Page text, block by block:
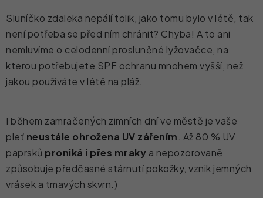
Sluníčko zdaleka nepálí tolik, jako tomu bylo v létě, tak
není potřeba se před ním chránit? Chyba! A to ani
nemluvíme o celodenní prosluněné lyžovačce, na
kterou potřebujete SPF ochranu mnohem vyšší, než
jakou používáte v létě na pláž.
I během zamračených zimních dní ve městě je vaše
pleť neustále ohrožena UV zářením . Až 80 % UV
paprsků proniká i přes mraky a nepozorovaně
způsobuje předčasné stárnutí pokožky, vznik jemných
vrásek a tmavých skvrn.)